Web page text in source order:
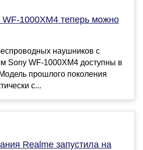
1000XM4 теперь можно
наушников с
Sony WF-1000XM4 доступны в
прошлого поколения
с...
Realme запустила на